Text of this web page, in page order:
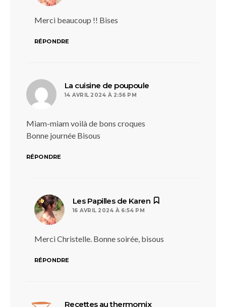
Merci beaucoup !! Bises
RÉPONDRE
La cuisine de poupoule
14 AVRIL 2024 À 2:56 PM
Miam-miam voilà de bons croques
Bonne journée Bisous
RÉPONDRE
Les Papilles de Karen
16 AVRIL 2024 À 6:54 PM
Merci Christelle. Bonne soirée, bisous
RÉPONDRE
Recettes au thermomixdit :